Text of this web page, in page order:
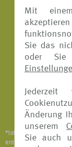
Mit
Sie das
oder
Änderung
unserem
Sie auch
*Ist abhängig vom
entnehmen Sie bitte